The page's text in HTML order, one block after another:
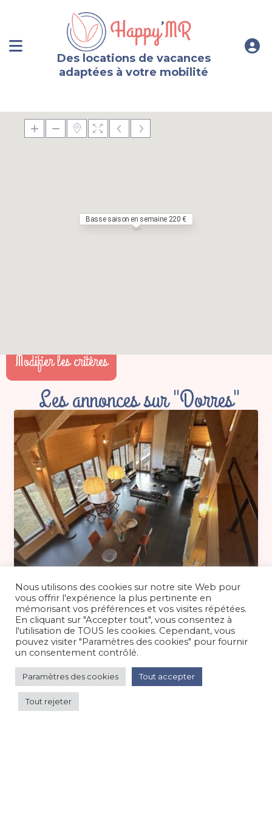
Des locations de vacances
adaptées à votre mobilité
Basse saison en semaine 220 €
Modifier les critères
Les annonces sur "Dorres"
Basse saison en semaine 220 €/nuit
Gite 12 pers vue sur les Pyrénées, ski
à proximité
Maison/villa/chalet/gîte/Montagne
Nous utilisons des cookies sur notre site Web pour
vous offrir l'expérience la plus pertinente en
mémorisant vos préférences et vos visites répétées.
En cliquant sur "Accepter tout", vous consentez à
l'utilisation de TOUS les cookies. Cependant, vous
pouvez visiter "Paramètres des cookies" pour fournir
un consentement contrôlé.
Paramètres des cookies Tout accepter
Tout rejeter